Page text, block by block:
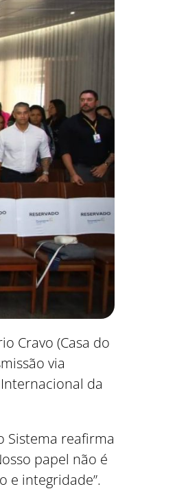
Cravo (Casa do
via
da
Sistema reafirma
papel não é
e integridade”.